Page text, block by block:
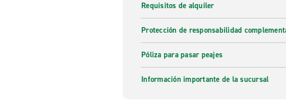
Requisitos de alquiler
Protección de responsabilidad
Póliza para pasar peajes
Información importante de la sucursal